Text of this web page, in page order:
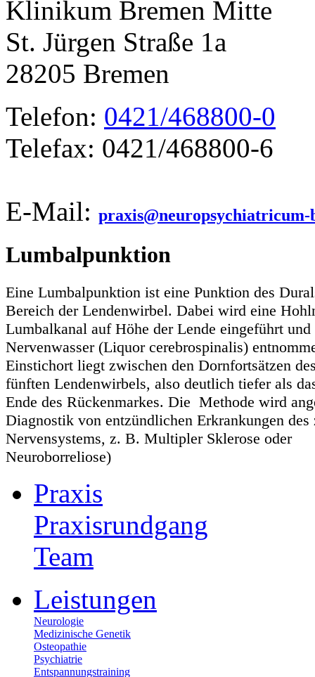
Klinikum Bremen Mitte
St. Jürgen Straße 1a
28205 Bremen
Telefon: 0421/468800-0
Telefax: 0421/468800-6
E-Mail:
Lumbalpunktion
Eine Lumbalpunktion ist eine Punktion des
Bereich der Lendenwirbel. Dabei wird eine
Lumbalkanal auf Höhe der Lende eingeführt und
Nervenwasser (Liquor cerebrospinalis)
Einstichort liegt zwischen den Dornfortsätzen
fünften Lendenwirbels, also deutlich tiefer als
Ende des Rückenmarkes. Die Methode wird
Diagnostik von entzündlichen Erkrankungen des
Nervensystems, z. B. Multipler Sklerose oder
Neuroborreliose)
Praxis
Praxisrundgang
Team
Leistungen
Neurologie
Medizinische Genetik
Osteopathie
Psychiatrie
Entspannungstraining